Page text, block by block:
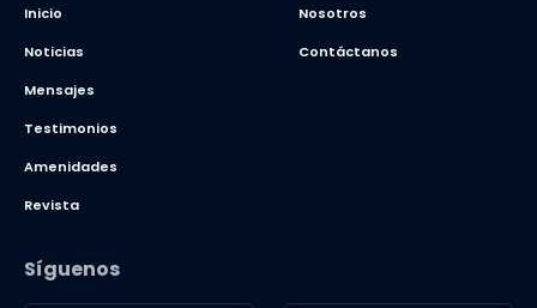
Inicio
Noticias
Mensajes
Testimonios
Amenidades
Revista
Nosotros
Contáctanos
Síguenos